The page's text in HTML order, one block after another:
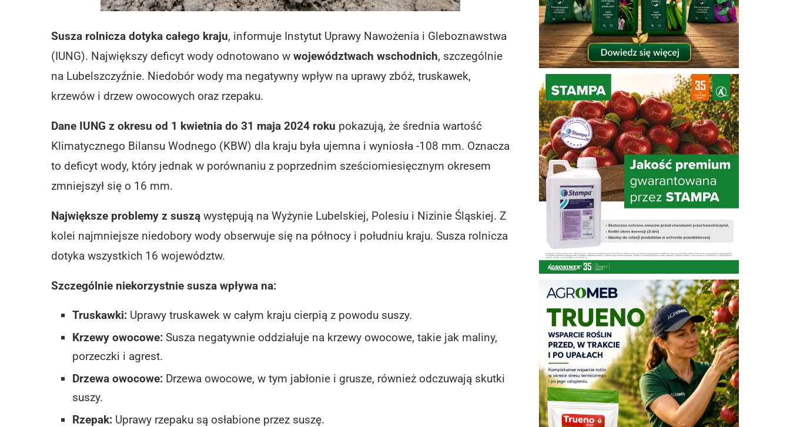
Susza rolnicza dotyka całego kraju, informuje Instytut Uprawy Nawożenia i Gleboznawstwa
(IUNG). Największy deficyt wody odnotowano w województwach wschodnich, szczególnie
na Lubelszczyźnie. Niedobór wody ma negatywny wpływ na uprawy zbóż, truskawek,
krzewów i drzew owocowych oraz rzepaku.
Dane IUNG z okresu od 1 kwietnia do 31 maja 2024 roku pokazują, że średnia wartość
Klimatycznego Bilansu Wodnego (KBW) dla kraju była ujemna i wyniosła -108 mm. Oznacza
to deficyt wody, który jednak w porównaniu z poprzednim sześciomiesięcznym okresem
zmniejszył się o 16 mm.
Największe problemy z suszą występują na Wyżynie Lubelskiej, Polesiu i Nizinie Śląskiej. Z
kolei najmniejsze niedobory wody obserwuje się na północy i południu kraju. Susza rolnicza
dotyka wszystkich 16 województw.
Szczególnie niekorzystnie susza wpływa na:
Truskawki: Uprawy truskawek w całym kraju cierpią z powodu suszy.
Krzewy owocowe: Susza negatywnie oddziałuje na krzewy owocowe, takie jak maliny,
porzeczki i agrest.
Drzewa owocowe: Drzewa owocowe, w tym jabłonie i grusze, również odczuwają skutki
suszy.
Rzepak: Uprawy rzepaku są osłabione przez suszę.